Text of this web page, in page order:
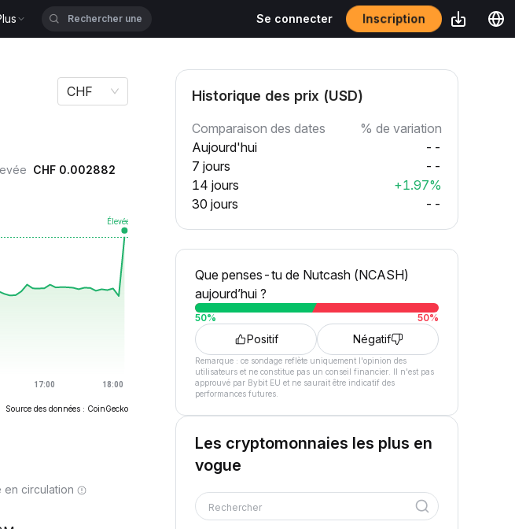
Se connecter Inscription
CHF
CHF 0.002882
Source des données : CoinGecko
en circulation
Historique des prix (USD)
Comparaison des dates
% de variation
Aujourd'hui
--
7 jours
--
14 jours
+1.97%
30 jours
--
Que penses-tu de Nutcash (NCASH)
aujourd’hui ?
50% 50%
Positif Négatif
Remarque : ce sondage reflète uniquement l'opinion des
utilisateurs et ne constitue pas un conseil financier. Il n'est pas
approuvé par Bybit EU et ne saurait être indicatif des
performances futures.
Les cryptomonnaies les plus en
vogue
Rechercher